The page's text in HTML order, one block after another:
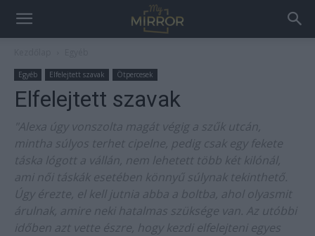
Egyéb Elfelejtett szavak Ötpercesek
Elfelejtett szavak
"Alexa úgy vonszolta magát végig a szűk utcán,
mintha súlyos terhet cipelne, pedig csak egy fekete
táska lógott a vállán, nem lehetett több két kilónál,
ami női táskák esetében könnyű súlynak tekinthető.
Úgy érezte, el kell jutnia abba a boltba, ahol olyasmit
árulnak, amire neki hatalmas szüksége van. Az utóbbi
időben azt vette észre, hogy kezdi elfelejteni egyes